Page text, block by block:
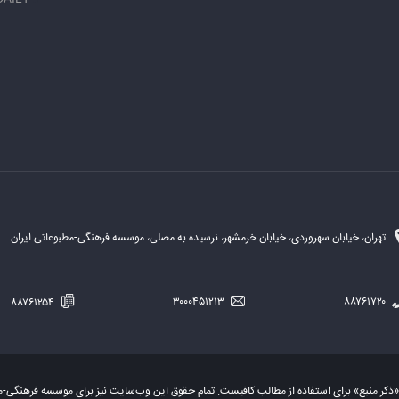
تهران، خیابان سهروردی، خیابان خرمشهر، نرسیده به مصلی، موسسه فرهنگی-مطبوعاتی ایران
«ذکر منبع» برای استفاده از مطالب کافیست. تمام حقوق این وب‌سایت نیز برای موسسه